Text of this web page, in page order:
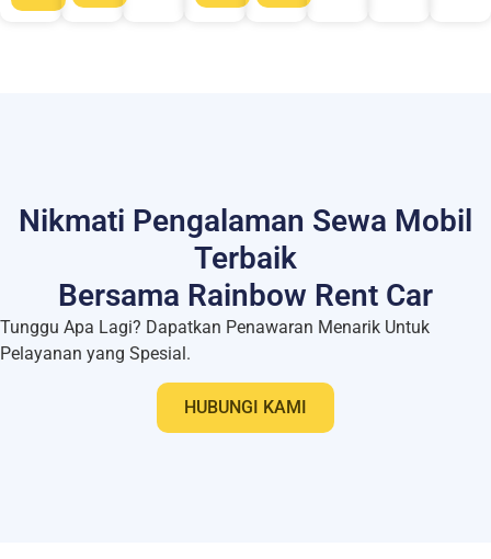
Nikmati Pengalaman Sewa Mobil
Terbaik
Bersama Rainbow Rent Car
Tunggu Apa Lagi? Dapatkan Penawaran Menarik Untuk
Pelayanan yang Spesial.
HUBUNGI KAMI